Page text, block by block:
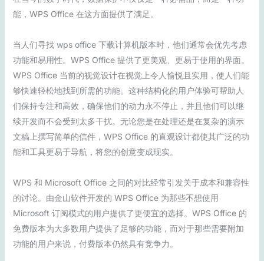
能，WPS Office 在这方面提供了满足。
当人们寻找 wps office 下载计算机版本时，他们通常会优先考虑
功能和易用性。WPS Office 提供了更美观、更易于使用的界面。
WPS Office 当前的视觉设计在视觉上令人愉悦且实用，使人们能
够快速轻松地找到所需的功能。这种结构化的用户体验可帮助人
们保持专注和高效，确保他们的动力永不停止，并且他们可以继
续开发而不会受到太多干扰。无论您是在处理还是在复杂的演示
文稿上撰写简单的信件，WPS Office 的直观设计都使其广泛的功
能和工具更易于导航，将您的创意变成现实。
WPS 和 Microsoft Office 之间的对比经常引发关于成本和兼容性
的讨论。由金山软件开发的 WPS Office 为那些不想使用
Microsoft 订阅模式的用户提供了更便宜的选择。WPS Office 的
免费版本为大多数用户提供了足够的功能，而对于那些需要附加
功能的用户来说，付费版本仍然具有竞争力。